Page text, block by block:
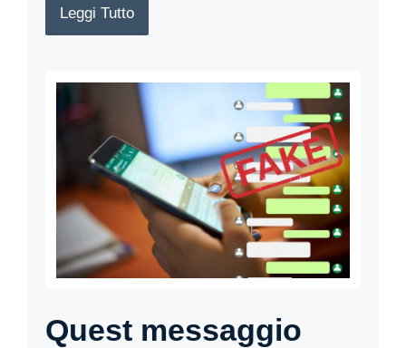
Leggi Tutto
Quest messaggio